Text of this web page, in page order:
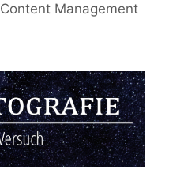
Content Management